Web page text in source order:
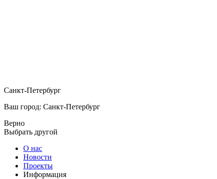
Санкт-Петербург
Ваш город: Санкт-Петербург
Верно
Выбрать другой
О нас
Новости
Проекты
Информация